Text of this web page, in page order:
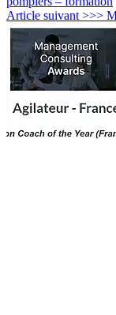
Article suivant >>>